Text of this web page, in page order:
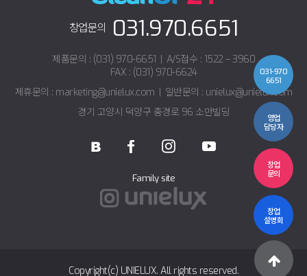
창업문의 031.970.6651
제품문의 : (031) 970-6651
A/S접수 : 1522 – 3960
FAX : (031) 970-6624
제휴문의 : marketing@unielux.com
일반문의 : unielux@unielux.com
경기 고양시 덕양구 충경로 96 소만빌딩
Family site
Copyright(c) UNIELUX. All rights reserved.
031-970
6651
영업
담당자
창업
문의
창업
설명회